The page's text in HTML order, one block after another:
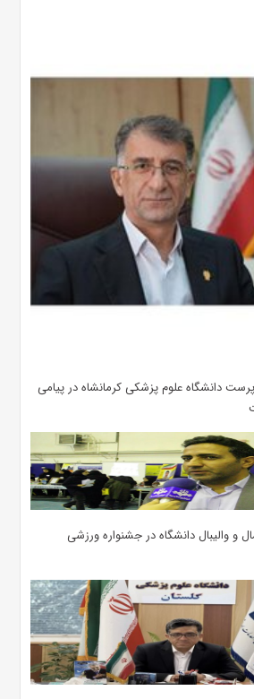
دانشگاه علوم پزشکی کرمانشاه در پیامی
و والیبال دانشگاه در جشنواره ورزشی